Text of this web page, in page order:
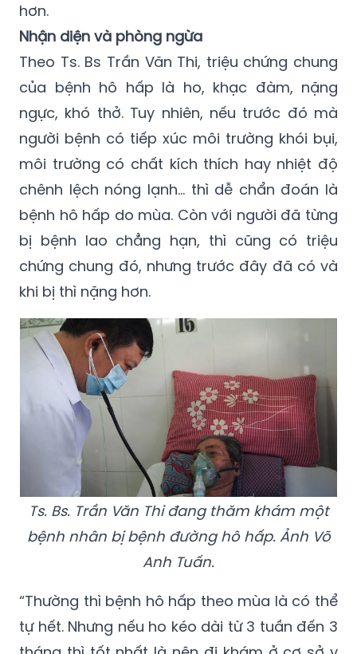
hơn.
Nhận diện và phòng ngừa
Theo Ts. Bs Trần Văn Thi, triệu chứng chung
của bệnh hô hấp là ho, khạc đàm, nặng
ngực, khó thở. Tuy nhiên, nếu trước đó mà
người bệnh có tiếp xúc môi trường khói bụi,
môi trường có chất kích thích hay nhiệt độ
chênh lệch nóng lạnh… thì dễ chẩn đoán là
bệnh hô hấp do mùa. Còn với người đã từng
bị bệnh lao chẳng hạn, thì cũng có triệu
chứng chung đó, nhưng trước đây đã có và
khi bị thì nặng hơn.
Ts. Bs. Trần Văn Thi đang thăm khám một
bệnh nhân bị bệnh đường hô hấp. Ảnh Võ
Anh Tuấn.
“Thường thì bệnh hô hấp theo mùa là có thể
tự hết. Nhưng nếu ho kéo dài từ 3 tuần đến 3